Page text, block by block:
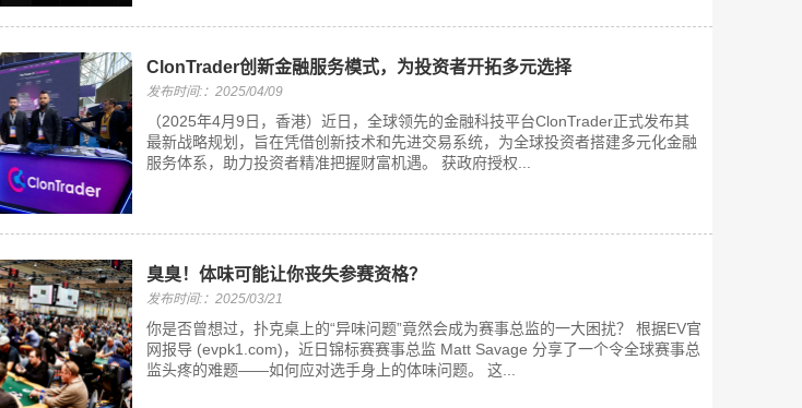
ClonTrader创新金融服务模式，为投资者开拓多元选择
发布时间:：2025/04/09
（2025年4月9日，香港）近日，全球领先的金融科技平台ClonTrader正式发布其
最新战略规划，旨在凭借创新技术和先进交易系统，为全球投资者搭建多元化金融
服务体系，助力投资者精准把握财富机遇。 获政府授权...
臭臭！体味可能让你丧失参赛资格？
发布时间:：2025/03/21
你是否曾想过，扑克桌上的“异味问题”竟然会成为赛事总监的一大困扰？ 根据EV官
网报导 (evpk1.com)，近日锦标赛赛事总监 Matt Savage 分享了一个令全球赛事总
监头疼的难题——如何应对选手身上的体味问题。 这...